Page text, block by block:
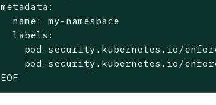
metadata:
  name: my-namespace
  labels:
pod-security.kubernetes.io/
pod-security.kubernetes.io/
EOF